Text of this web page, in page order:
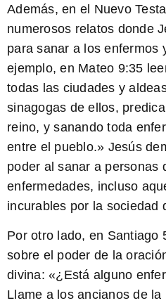
Además, en el Nuevo
numerosos relatos donde
para sanar a los enfermos
ejemplo, en Mateo 9:35
todas las ciudades y
sinagogas de ellos,
reino, y sanando toda
entre el pueblo.» Jesús
poder al sanar a personas
enfermedades, incluso
incurables por la sociedad
Por otro lado, en Santiago
sobre el poder de la
divina: «¿Está alguno
Llame a los ancianos de